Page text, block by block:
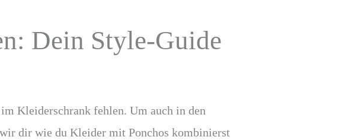
Dein Style-Guide
Kleiderschrank fehlen. Um auch in den
dir wie du Kleider mit Ponchos kombinierst